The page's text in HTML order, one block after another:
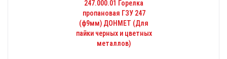
247.000.01 Горелка
пропановая ГЗУ 247
(ф9мм) ДОНМЕТ (Для
пайки черных и цветных
металлов)